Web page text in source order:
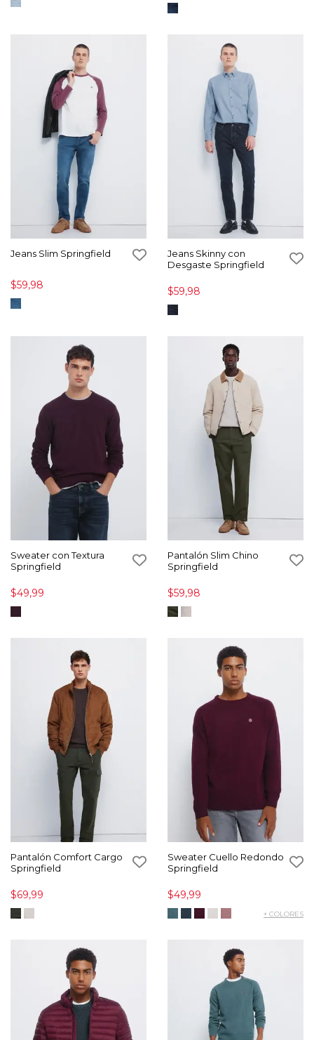
Jeans Slim Springfield
$59,98
Jeans Skinny con
Desgaste Springfield
$59,98
Sweater con Textura
Springfield
$49,99
Pantalón Slim Chino
Springfield
$59,98
Pantalón Comfort Cargo
Springfield
$69,99
Sweater Cuello Redondo
Springfield
$49,99
+ COLORES